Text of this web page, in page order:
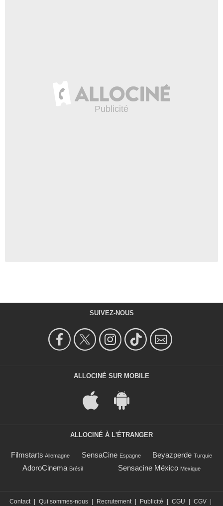
SUIVEZ-NOUS
ALLOCINÉ SUR MOBILE
ALLOCINÉ À L'ÉTRANGER
Filmstarts Allemagne SensaCine Espagne Beyazperde Turquie
AdoroCinema Brésil Sensacine México Mexique
Contact | Qui sommes-nous | Recrutement | Publicité | CGU | CGV |